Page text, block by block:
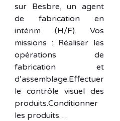
sur Besbre, un agent
de fabrication en
intérim (H/F). Vos
missions : Réaliser les
opérations de
fabrication et
d’assemblage.Effectuer
le contrôle visuel des
produits.Conditionner
les produits…